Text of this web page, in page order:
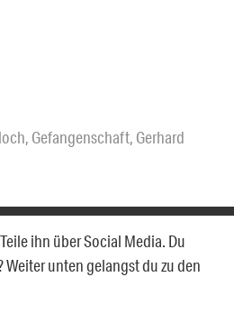
, Gefangenschaft, Gerhard
ihn über Social Media. Du
Weiter unten gelangst du zu den